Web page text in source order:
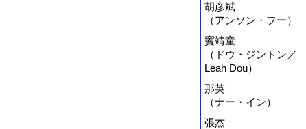
胡彦斌
（アンソン・フー）
竇靖童
（ドウ・ジントン／
Leah Dou）
那英
（ナー・イン）
張杰